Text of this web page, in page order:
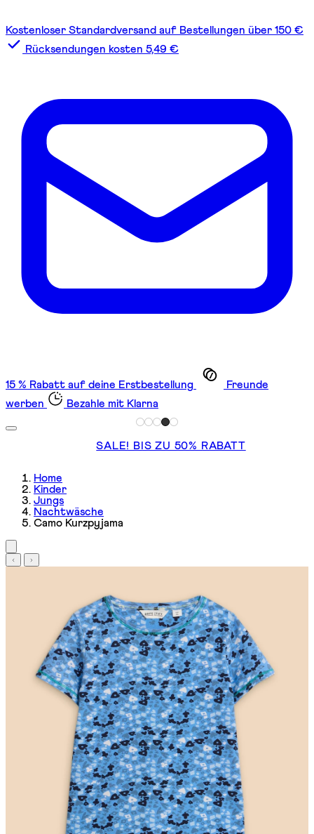
Kostenloser Standardversand auf Bestellungen über 150 €
Rücksendungen kosten 5,49 €
15 % Rabatt auf deine Erstbestellung
Freunde
werben
Bezahle mit Klarna
SALE! BIS ZU 50% RABATT
Home
Kinder
Jungs
Nachtwäsche
Camo Kurzpyjama